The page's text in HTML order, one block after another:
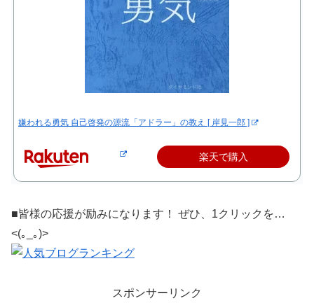
嫌われる勇気 自己啓発の源流「アドラー」の教え [ 岸見一郎 ]
楽天で購入
■皆様の応援が励みになります！ ぜひ、1クリックを…
<(｡_｡)>
スポンサーリンク